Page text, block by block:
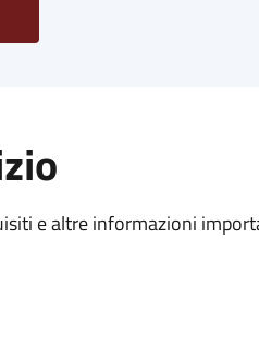
e altre informazioni